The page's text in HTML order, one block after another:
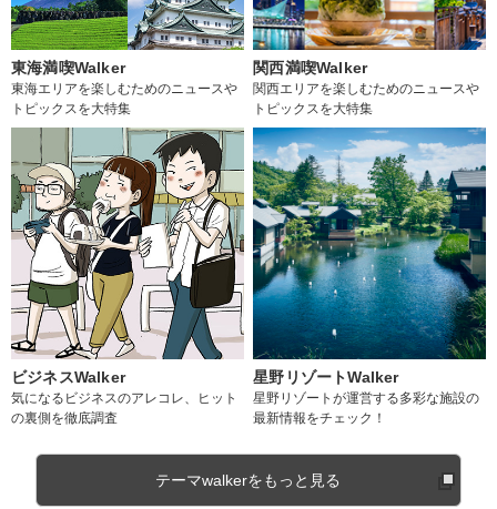
東海満喫Walker
東海エリアを楽しむためのニュースや
トピックスを大特集
関西満喫Walker
関西エリアを楽しむためのニュースや
トピックスを大特集
ビジネスWalker
気になるビジネスのアレコレ、ヒット
の裏側を徹底調査
星野リゾートWalker
星野リゾートが運営する多彩な施設の
最新情報をチェック！
テーマwalkerをもっと見る